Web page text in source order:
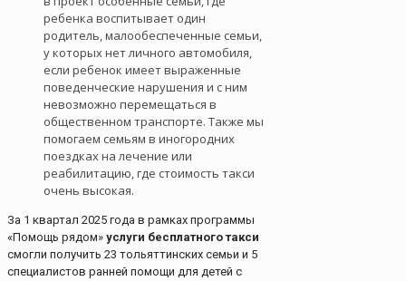
ребенка воспитывает один
родитель, малообеспеченные семьи,
у которых нет личного автомобиля,
если ребенок имеет выраженные
поведенческие нарушения и с ним
невозможно перемещаться в
общественном транспорте. Также мы
помогаем семьям в иногородних
поездках на лечение или
реабилитацию, где стоимость такси
очень высокая.
За 1 квартал 2025 года в рамках программы
«Помощь рядом» услуги бесплатного такси
смогли получить 23 тольяттинских семьи и 5
специалистов ранней помощи для детей с